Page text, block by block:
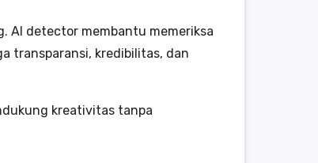
AI detector membantu memeriksa
transparansi, kredibilitas, dan
kreativitas tanpa